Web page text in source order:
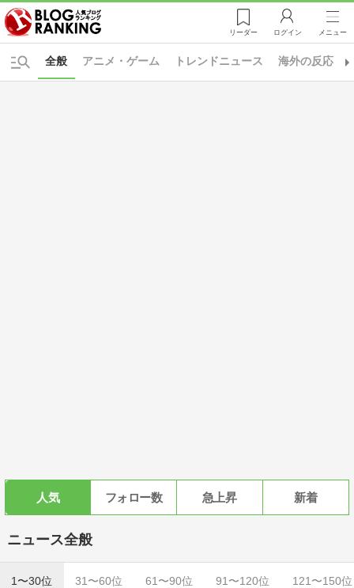
リーダー ログイン メニュー
アニメ・ゲーム トレンドニュース 海外の反応
全般
人気 フォロー数 急上昇 新着
ニュース全般
1〜30位 31〜60位 61〜90位 91〜120位 121〜150位